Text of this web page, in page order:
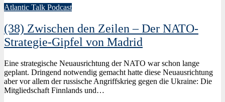
Atlantic Talk Podcast
(38) Zwischen den Zeilen – Der NATO-
Strategie-Gipfel von Madrid
Eine strategische Neuausrichtung der NATO war schon lange
geplant. Dringend notwendig gemacht hatte diese Neuausrichtung
aber vor allem der russische Angriffskrieg gegen die Ukraine: Die
Mitgliedschaft Finnlands und…